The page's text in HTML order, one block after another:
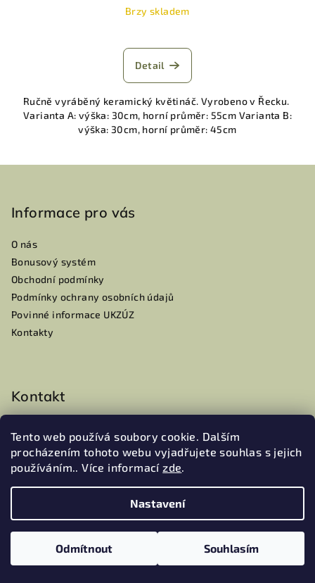
Tento web používá soubory cookie. Dalším
procházením tohoto webu vyjadřujete souhlas s jejich
používáním.. Více informacízde.
Nastavení
Odmítnout Souhlasím
Brzy skladem
Detail
Ručně vyráběný keramický květináč. Vyrobeno v Řecku.
Varianta A: výška: 30cm, horní průměr: 55cm Varianta B:
výška: 30cm, horní průměr: 45cm
Informace pro vás
O nás
Bonusový systém
Obchodní podmínky
Podmínky ochrany osobních údajů
Povinné informace UKZÚZ
Kontakty
Kontakt
+420604105959
DIČ: CZ22466011
Přijímáme online platby